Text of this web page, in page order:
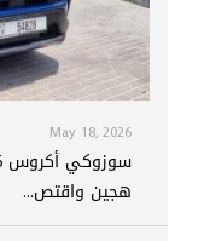
May 18, 2026
هجين واقتص...